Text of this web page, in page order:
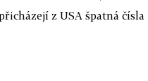
z USA špatná čísla